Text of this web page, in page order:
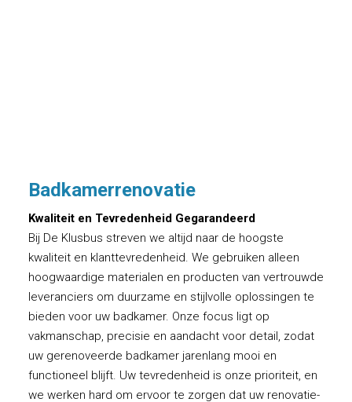
Badkamerrenovatie
Kwaliteit en Tevredenheid Gegarandeerd
Bij De Klusbus streven we altijd naar de hoogste
kwaliteit en klanttevredenheid. We gebruiken alleen
hoogwaardige materialen en producten van vertrouwde
leveranciers om duurzame en stijlvolle oplossingen te
bieden voor uw badkamer. Onze focus ligt op
vakmanschap, precisie en aandacht voor detail, zodat
uw gerenoveerde badkamer jarenlang mooi en
functioneel blijft. Uw tevredenheid is onze prioriteit, en
we werken hard om ervoor te zorgen dat uw renovatie-